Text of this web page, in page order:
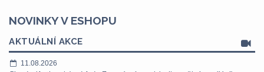
NOVINKY V ESHOPU
AKTUÁLNÍ AKCE
11.08.2026